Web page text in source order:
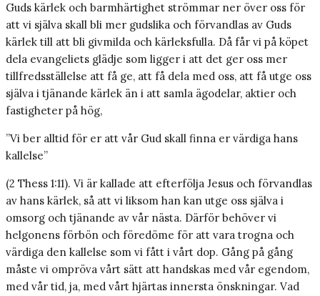
Guds kärlek och barmhärtighet strömmar ner över oss för
att vi själva skall bli mer gudslika och förvandlas av Guds
kärlek till att bli givmilda och kärleksfulla. Då får vi på köpet
dela evangeliets glädje som ligger i att det ger oss mer
tillfredsställelse att få ge, att få dela med oss, att få utge oss
själva i tjänande kärlek än i att samla ägodelar, aktier och
fastigheter på hög,
”Vi ber alltid för er att vår Gud skall finna er värdiga hans
kallelse”
(2 Thess 1:11). Vi är kallade att efterfölja Jesus och förvandlas
av hans kärlek, så att vi liksom han kan utge oss själva i
omsorg och tjänande av vår nästa. Därför behöver vi
helgonens förbön och föredöme för att vara trogna och
värdiga den kallelse som vi fått i vårt dop. Gång på gång
måste vi ompröva vårt sätt att handskas med vår egendom,
med vår tid, ja, med vårt hjärtas innersta önskningar. Vad